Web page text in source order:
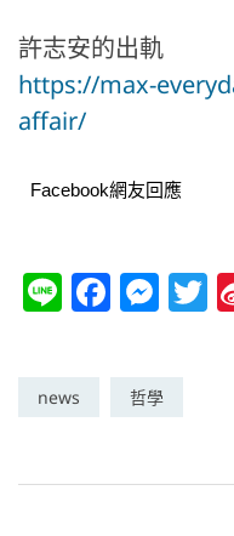
許志安的出軌
https://max-
affair/
Facebook網友回應
Li
e
F
c
e
o
M
ss
e
g
T
news 哲學